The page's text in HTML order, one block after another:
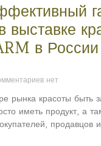
выставке
в России
нет
рынка красоты быть
иметь продукт, а
продавцов